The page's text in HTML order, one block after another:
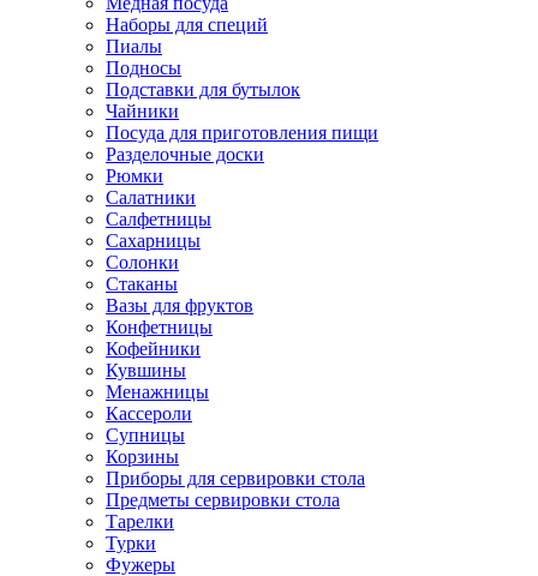
Наборы для специй
Пиалы
Подносы
Подставки для бутылок
Чайники
Посуда для приготовления пищи
Разделочные доски
Рюмки
Салатники
Салфетницы
Сахарницы
Солонки
Стаканы
Вазы для фруктов
Конфетницы
Кофейники
Кувшины
Менажницы
Кассероли
Супницы
Корзины
Приборы для сервировки стола
Предметы сервировки стола
Тарелки
Турки
Фужеры